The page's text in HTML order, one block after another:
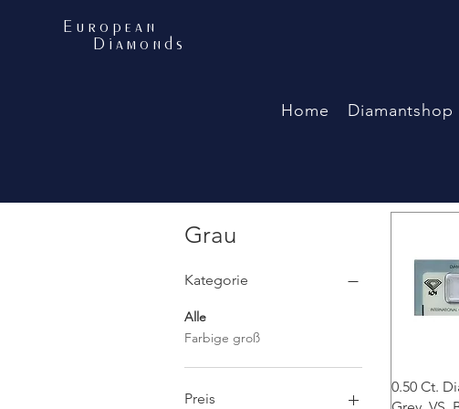
European
Diamonds
Home Diamantshop
Grau
Kategorie
Alle
Farbige groß
Preis
0.50 Ct.